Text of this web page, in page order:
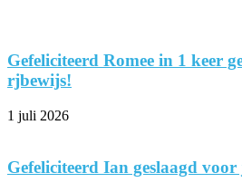
Gefeliciteerd Romee in 1 keer
rjbewijs!
1 juli 2026
Gefeliciteerd Ian geslaagd